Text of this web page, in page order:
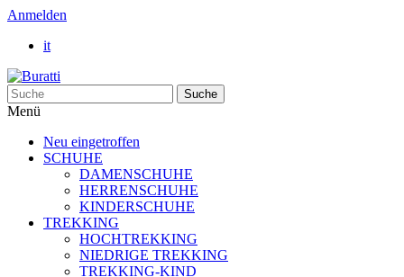
Anmelden
it
Suche
Menü
Neu eingetroffen
SCHUHE
DAMENSCHUHE
HERRENSCHUHE
KINDERSCHUHE
TREKKING
HOCHTREKKING
NIEDRIGE TREKKING
TREKKING-KIND